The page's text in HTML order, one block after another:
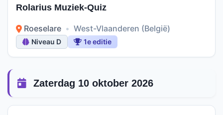
Rolarius Muziek-Quiz
Roeselare • West-Vlaanderen (België)
Niveau D 1e editie
Zaterdag 10 oktober 2026